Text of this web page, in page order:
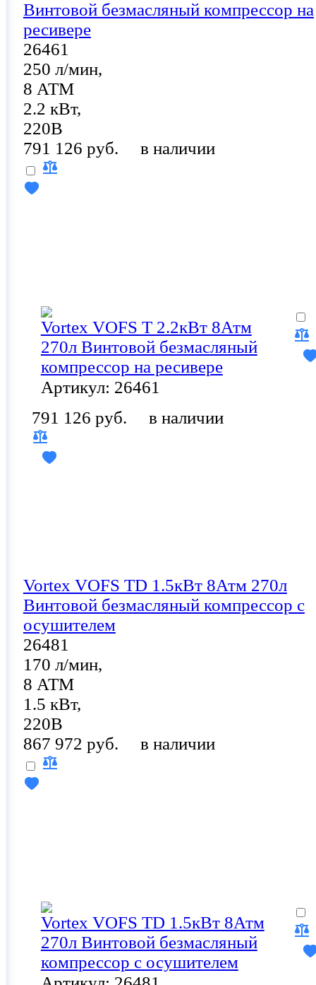
Винтовой безмасляный компрессор на
ресивере
26461
250 л/мин,
8 АТМ
2.2 кВт,
220В
791 126 руб.
в наличии
Vortex VOFS T 2.2кВт 8Атм
270л Винтовой безмасляный
компрессор на ресивере
Артикул: 26461
791 126 руб.
в наличии
Vortex VOFS TD 1.5кВт 8Атм 270л
Винтовой безмасляный компрессор с
осушителем
26481
170 л/мин,
8 АТМ
1.5 кВт,
220В
867 972 руб.
в наличии
Vortex VOFS TD 1.5кВт 8Атм
270л Винтовой безмасляный
компрессор с осушителем